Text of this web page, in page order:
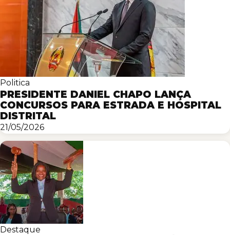
Politica
PRESIDENTE DANIEL CHAPO LANÇA
CONCURSOS PARA ESTRADA E HOSPITAL
DISTRITAL
21/05/2026
Destaque